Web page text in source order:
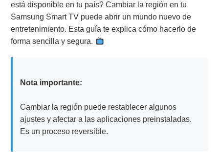
está disponible en tu país? Cambiar la región en tu
Samsung Smart TV puede abrir un mundo nuevo de
entretenimiento. Esta guía te explica cómo hacerlo de
forma sencilla y segura.
Nota importante:
Cambiar la región puede restablecer algunos
ajustes y afectar a las aplicaciones preinstaladas.
Es un proceso reversible.